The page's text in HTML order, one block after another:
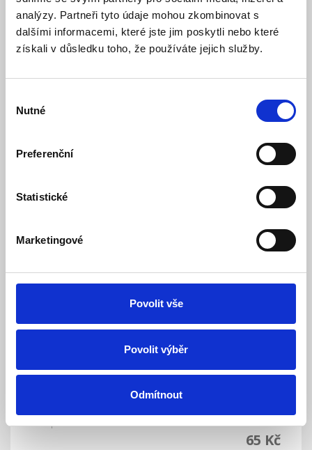
analýzy. Partneři tyto údaje mohou zkombinovat s
dalšími informacemi, které jste jim poskytli nebo které
získali v důsledku toho, že používáte jejich služby.
souhlasu
Nutné
Preferenční
Statistické
Marketingové
Povolit vše
Povolit výběr
Odmítnout
LEXI-Net Keystone Cat 5e UTP samozářezový -
ČERNÝ
51 Kč
Detail Do košíku
Dostupnost:Skladem
65 Kč